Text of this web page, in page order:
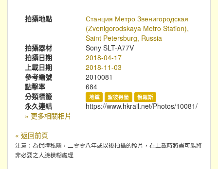
拍攝地點
Станция Метро Звенигородская
(Zvenigorodskaya Metro Station),
Saint Petersburg, Russia
拍攝器材
Sony SLT-A77V
拍攝日期
2018-04-17
上載日期
2018-11-03
參考編號
2010081
點擊率
684
分類標籤
地鐵 聖彼得堡 俄羅斯
永久連結
https://www.hkrail.net/Photos/10081/
» 更多相關相片
« 返回前頁
注意：為保障私隱，二零零八年或以後拍攝的照片，在上載時將盡可能將
非必要之人臉模糊處理